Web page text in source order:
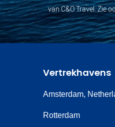
van C&O Travel. Zie
Vertrekhavens
Amsterdam,
Rotterdam